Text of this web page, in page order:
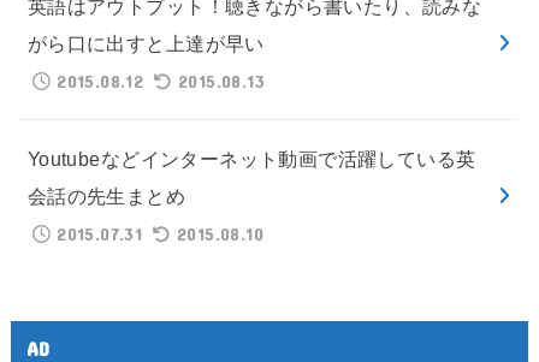
英語はアウトプット！聴きながら書いたり、読みな
がら口に出すと上達が早い
2015.08.12
2015.08.13
Youtubeなどインターネット動画で活躍している英
会話の先生まとめ
2015.07.31
2015.08.10
AD